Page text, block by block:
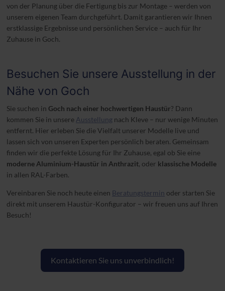
von der Planung über die Fertigung bis zur Montage – werden von
unserem eigenen Team durchgeführt. Damit garantieren wir Ihnen
erstklassige Ergebnisse und persönlichen Service – auch für Ihr
Zuhause in Goch.
Besuchen Sie unsere Ausstellung in der
Nähe von Goch
Sie suchen in Goch nach einer hochwertigen Haustür? Dann
kommen Sie in unsere Ausstellung nach Kleve – nur wenige Minuten
entfernt. Hier erleben Sie die Vielfalt unserer Modelle live und
lassen sich von unseren Experten persönlich beraten. Gemeinsam
finden wir die perfekte Lösung für Ihr Zuhause, egal ob Sie eine
moderne Aluminium-Haustür in Anthrazit, oder klassische Modelle
in allen RAL-Farben.
Vereinbaren Sie noch heute einen Beratungstermin oder starten Sie
direkt mit unserem Haustür-Konfigurator – wir freuen uns auf Ihren
Besuch!
Kontaktieren Sie uns unverbindlich!